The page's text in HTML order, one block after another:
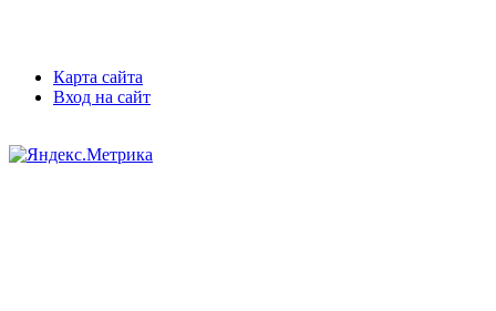
Карта сайта
Вход на сайт